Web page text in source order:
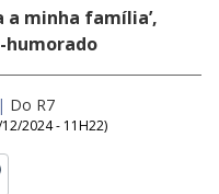
a minha família’,
humorado
| Do R7
2024 - 11H22)